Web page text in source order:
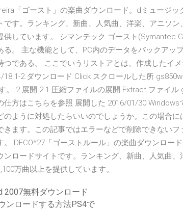
「ゴースト」の楽曲ダウンロード。dミュージ
です。ランキング、新曲、人気曲、洋楽、アニソ
供しています。 シマンテック ゴースト(Symantec
る。 主な機能として、PC内のデータをバックアッ
つである。 ここでいうリストアとは、作成したイ
18 1-2.ダウンロード Click スクロールした所
。 2.展開 2-1.圧縮ファイルの展開 Extract ファイ
仕方はこちらを参照 展開した 2016/01/30
のように対処したらいいのでしょうか。この場合
きます。この記事ではエラーなどで削除できない
。 DECO*27「ゴーストルール」の楽曲ダウンロー
ンロードサイトです。ランキング、新曲、人気曲
万曲以上を提供しています。
2007無料ダウンロード
ンロードする方法PS4で